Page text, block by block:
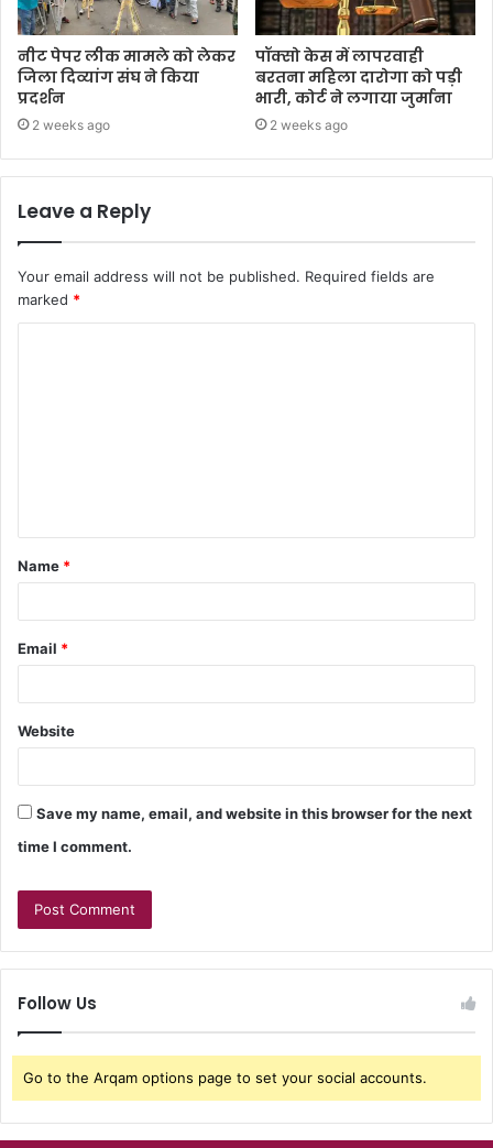
नीट पेपर लीक मामले को लेकर
जिला दिव्यांग संघ ने किया
प्रदर्शन
2 weeks ago
पॉक्सो केस में लापरवाही
बरतना महिला दारोगा को पड़ी
भारी, कोर्ट ने लगाया जुर्माना
2 weeks ago
Leave a Reply
Your email address will not be published. Required fields are
marked *
Name *
Email *
Website
Save my name, email, and website in this browser for the next
time I comment.
Follow Us
Go to the Arqam options page to set your social accounts.